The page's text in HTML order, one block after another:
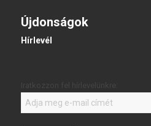
Újdonságok
Hírlevél